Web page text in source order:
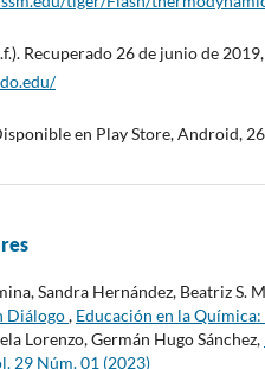
Recuperado 26 de junio de
en Play Store, Android,
Sandra Hernández, Beatriz S.
Diálogo, Educación en la
Lorenzo, Germán Hugo Sánchez,
29 Núm. 01 (2023)